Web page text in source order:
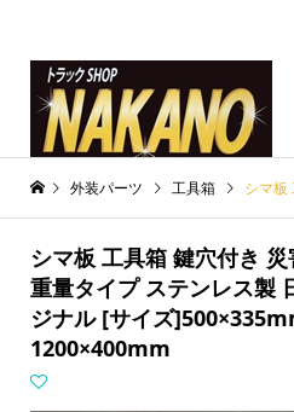
外装パーツ 工具箱 シマ板 工具箱 鍵穴付き 災
シマ板 工具箱 鍵穴付き
重量タイプ ステンレス製
ジナル [サイズ
1200×400mm